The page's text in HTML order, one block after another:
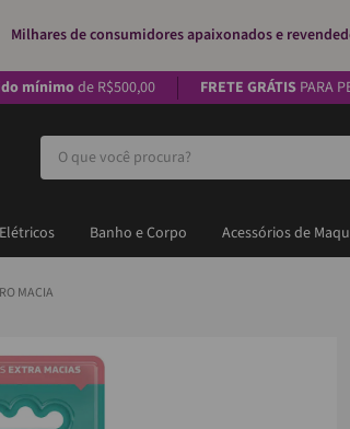
Milhares de consumidores apaixonados e
mínimode R$500,00 FRETE GRÁTISPARA
O que você procura?
Elétricos Banho e Corpo Acessórios de
MACIA